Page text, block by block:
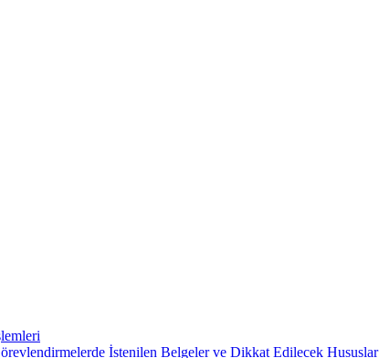
İstenilen Belgeler ve Dikkat Edilecek Hususlar